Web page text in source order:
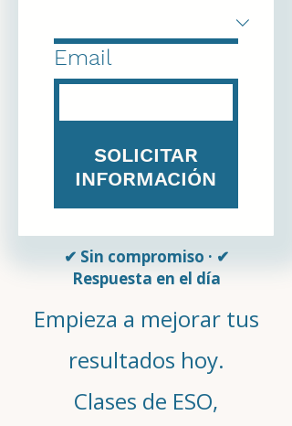
Email
SOLICITAR
INFORMACIÓN
✔ Sin compromiso · ✔
Respuesta en el día
Empieza a mejorar tus
resultados hoy.
Clases de ESO,